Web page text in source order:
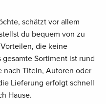
schätzt vor allem
du bequem von zu
die keine
Sortiment ist rund
nach Titeln, Autoren oder
Lieferung erfolgt schnell
Hause.